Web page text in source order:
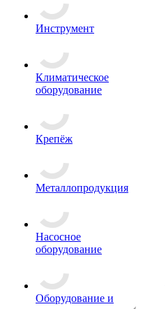
Инструмент
Климатическое
оборудование
Крепёж
Металлопродукция
Насосное
оборудование
Оборудование и